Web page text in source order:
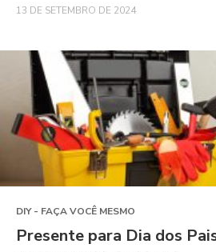
13 DE SETEMBRO DE 2024
DIY - FAÇA VOCÊ MESMO
Presente para Dia dos